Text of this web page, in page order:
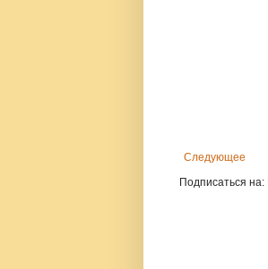
Следующее
Подписаться на: